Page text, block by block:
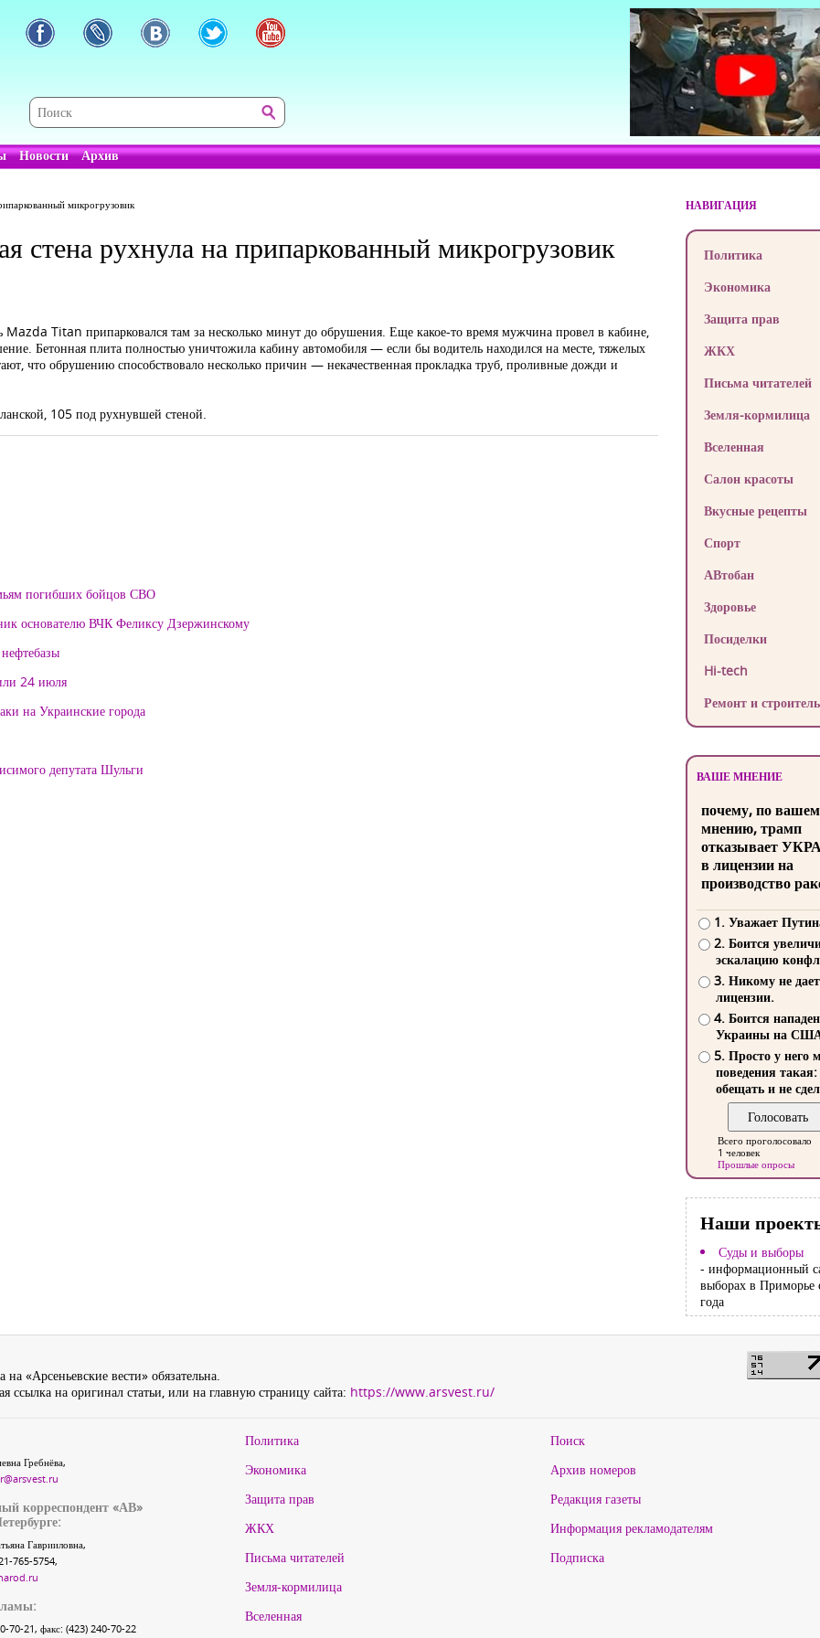
Новости Архив
микрогрузовик
стена рухнула на припаркованный микрогрузовик
Titan припарковался там за несколько минут до обрушения. Еще какое-то время мужчина провел в кабине,
Бетонная плита полностью уничтожила кабину автомобиля — если бы водитель находился на месте, тяжелых
что обрушению способствовало несколько причин — некачественная прокладка труб, проливные дожди и
105 под рухнувшей стеной.
погибших бойцов СВО
основателю ВЧК Феликсу Дзержинскому
24 июля
на Украинские города
депутата Шульги
НАВИГАЦИЯ
Политика
Экономика
Защита прав
ЖКХ
Письма читателей
Земля-кормилица
Вселенная
Салон красоты
Вкусные рецепты
Спорт
АВтобан
Здоровье
Посиделки
Hi-tech
Ремонт и
ВАШЕ МНЕНИЕ
почему, по
мнению, трамп
отказывает
в лицензии на
производство
1. Уважает
2. Боится
эскалацию
3. Никому не
лицензии.
4. Боится
Украины на
5. Просто у него
поведения такая:
обещать и не
Всего проголосовало
1 человек
Прошлые опросы
Наши
Суды и выборы
- информационный
выборах в Приморье
года
«Арсеньевские вести» обязательна.
ссылка на оригинал статьи, или на главную страницу сайта: https://www.arsvest.ru/
Гребнёва,
корреспондент «АВ»
Гаврииловна,
765-5754,
70-21, факс: (423) 240-70-22
Политика
Экономика
Защита прав
ЖКХ
Письма читателей
Земля-кормилица
Вселенная
Поиск
Архив номеров
Редакция газеты
Информация рекламодателям
Подписка